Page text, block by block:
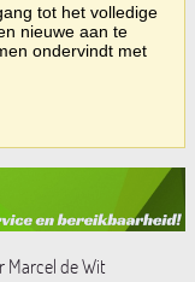
tot het volledige
nieuwe aan te
ondervindt met
Marcel de Wit